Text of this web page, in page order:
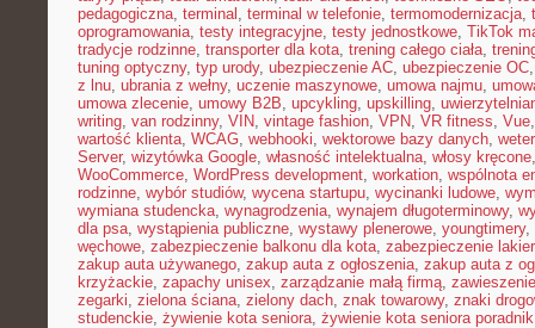
pedagogiczna, terminal , terminal w telefonie, termomodernizacja,
oprogramowania, testy integracyjne, testy jednostkowe, TikTok
tradycje rodzinne, transporter dla kota, trening całego ciała,
tuning optyczny, typ urody, ubezpieczenie AC, ubezpieczenie OC
z lnu, ubrania z wełny, uczenie maszynowe, umowa najmu,
umowa zlecenie, umowy B2B, upcykling, upskilling,
writing, van rodzinny, VIN, vintage fashion, VPN, VR fitness, Vue
wartość klienta, WCAG, webhooki, wektorowe bazy danych,
Server, wizytówka Google, własność intelektualna, włosy kręcone
WooCommerce, WordPress development, workation, wspólnota
rodzinne, wybór studiów, wycena startupu, wycinanki ludowe,
wymiana studencka, wynagrodzenia, wynajem długoterminowy,
dla psa, wystąpienia publiczne, wystawy plenerowe, youngtimery,
węchowe, zabezpieczenie balkonu dla kota, zabezpieczenie
zakup auta używanego, zakup auta z ogłoszenia, zakup auta z
krzyżackie, zapachy unisex, zarządzanie małą firmą, zawieszenie
zegarki, zielona ściana, zielony dach, znak towarowy, znaki
studenckie, żywienie kota seniora, żywienie kota seniora poradnik